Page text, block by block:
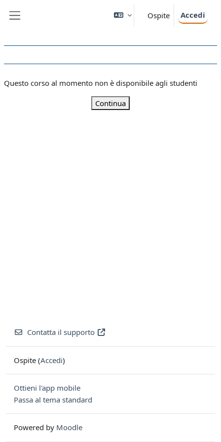
Ospite Accedi
Questo corso al momento non è disponibile agli studenti
Continua
Contatta il supporto
Ospite (Accedi)
Ottieni l'app mobile
Passa al tema standard
Powered by Moodle